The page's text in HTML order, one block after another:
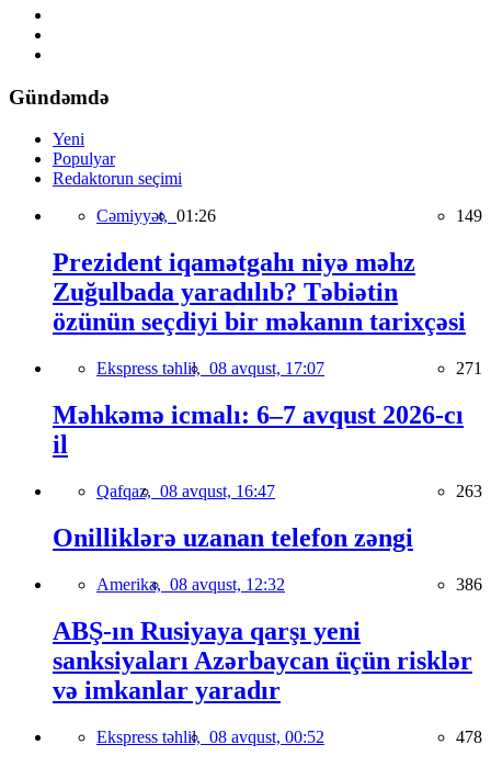
Gündəmdə
Yeni
Populyar
Redaktorun seçimi
Cəmiyyət, 01:26 149
Prezident iqamətgahı niyə məhz
Zuğulbada yaradılıb? Təbiətin
özünün seçdiyi bir məkanın tarixçəsi
Ekspress təhlil, 08 avqust, 17:07 271
Məhkəmə icmalı: 6–7 avqust 2026-cı
il
Qafqaz, 08 avqust, 16:47 263
Onilliklərə uzanan telefon zəngi
Amerika, 08 avqust, 12:32 386
ABŞ-ın Rusiyaya qarşı yeni
sanksiyaları Azərbaycan üçün risklər
və imkanlar yaradır
Ekspress təhlil, 08 avqust, 00:52 478